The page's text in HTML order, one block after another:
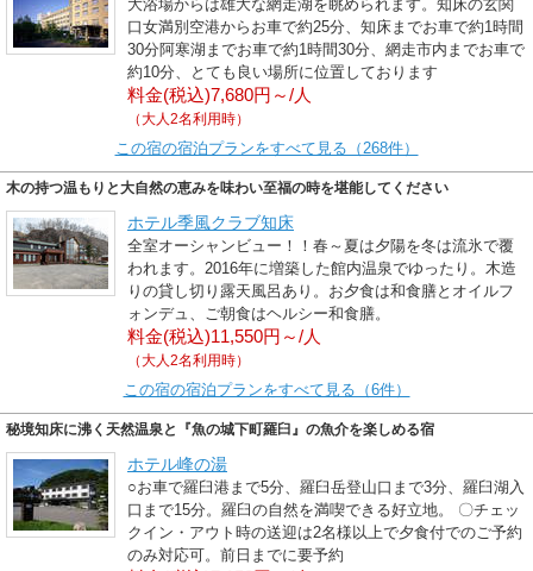
大浴場からは雄大な網走湖を眺められます。知床の玄関
口女満別空港からお車で約25分、知床までお車で約1時間
30分阿寒湖までお車で約1時間30分、網走市内までお車で
約10分、とても良い場所に位置しております
料金(税込)7,680円～/人
（大人2名利用時）
この宿の宿泊プランをすべて見る（268件）
木の持つ温もりと大自然の恵みを味わい至福の時を堪能してください
ホテル季風クラブ知床
全室オーシャンビュー！！春～夏は夕陽を冬は流氷で覆
われます。2016年に増築した館内温泉でゆったり。木造
りの貸し切り露天風呂あり。お夕食は和食膳とオイルフ
ォンデュ、ご朝食はヘルシー和食膳。
料金(税込)11,550円～/人
（大人2名利用時）
この宿の宿泊プランをすべて見る（6件）
秘境知床に沸く天然温泉と『魚の城下町羅臼』の魚介を楽しめる宿
ホテル峰の湯
○お車で羅臼港まで5分、羅臼岳登山口まで3分、羅臼湖入
口まで15分。羅臼の自然を満喫できる好立地。 〇チェッ
クイン・アウト時の送迎は2名様以上で夕食付でのご予約
のみ対応可。前日までに要予約